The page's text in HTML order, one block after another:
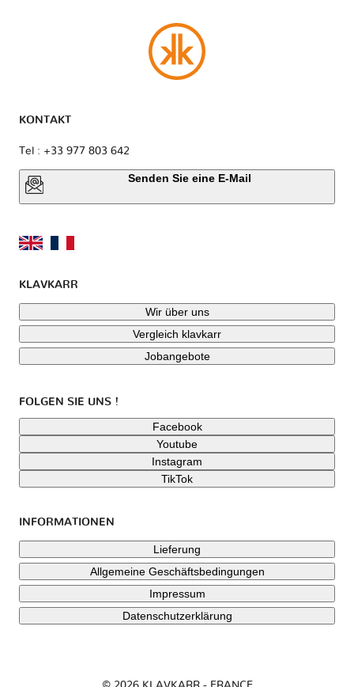
KONTAKT
Tel : +33 977 803 642
Senden Sie eine E-Mail
KLAVKARR
Wir über uns
Vergleich klavkarr
Jobangebote
FOLGEN SIE UNS !
Facebook
Youtube
Instagram
TikTok
INFORMATIONEN
Lieferung
Allgemeine Geschäftsbedingungen
Impressum
Datenschutzerklärung